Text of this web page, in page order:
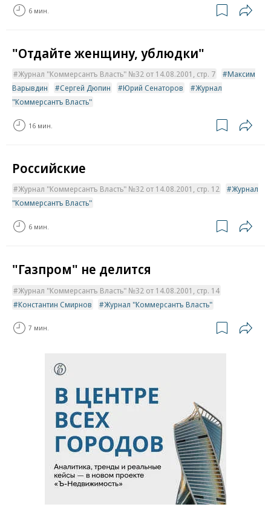
6 мин.
"Отдайте женщину, ублюдки"
Журнал "Коммерсантъ Власть" №32 от 14.08.2001, стр. 7
Максим
Варывдин
Сергей Дюпин Юрий Сенаторов
Журнал
"Коммерсантъ Власть"
16 мин.
Российские
Журнал "Коммерсантъ Власть" №32 от 14.08.2001, стр. 12
Журнал
"Коммерсантъ Власть"
6 мин.
"Газпром" не делится
Журнал "Коммерсантъ Власть" №32 от 14.08.2001, стр. 14
Константин Смирнов
Журнал "Коммерсантъ Власть"
7 мин.